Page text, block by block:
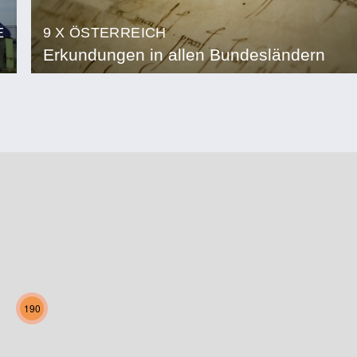
9 X ÖSTERREICH
Erkundungen in allen Bundesländern
190